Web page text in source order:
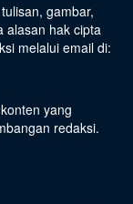
gambar,
alasan hak cipta
melalui email di:
yang
redaksi.